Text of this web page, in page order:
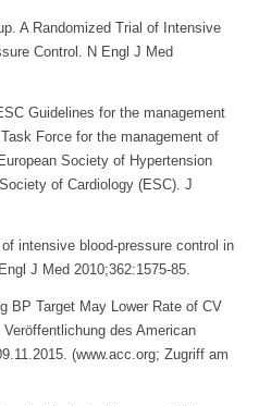
A Randomized Trial of Intensive
Control. N Engl J Med
Guidelines for the management
Force for the management of
Society of Hypertension
of Cardiology (ESC). J
intensive blood-pressure control in
J Med 2010;362:1575-85.
BP Target May Lower Rate of CV
des American
(www.acc.org; Zugriff am
ist